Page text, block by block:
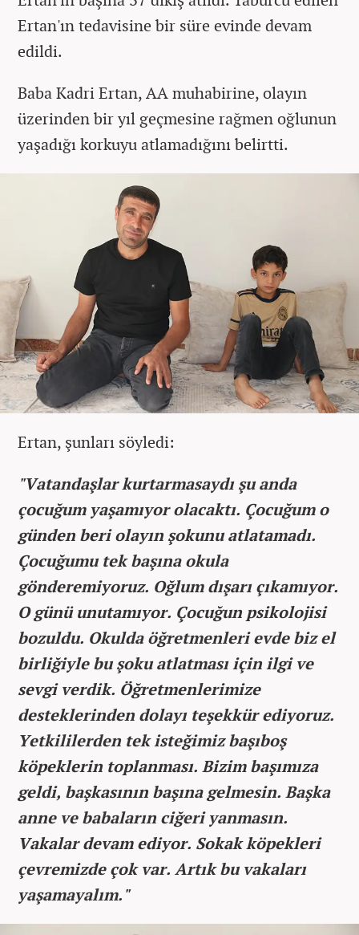
Ertan'ın tedavisine bir süre evinde devam
edildi.
Baba Kadri Ertan, AA muhabirine, olayın
üzerinden bir yıl geçmesine rağmen oğlunun
yaşadığı korkuyu atlamadığını belirtti.
Ertan, şunları söyledi:
"Vatandaşlar kurtarmasaydı şu anda
çocuğum yaşamıyor olacaktı. Çocuğum o
günden beri olayın şokunu atlatamadı.
Çocuğumu tek başına okula
gönderemiyoruz. Oğlum dışarı çıkamıyor.
O günü unutamıyor. Çocuğun psikolojisi
bozuldu. Okulda öğretmenleri evde biz el
birliğiyle bu şoku atlatması için ilgi ve
sevgi verdik. Öğretmenlerimize
desteklerinden dolayı teşekkür ediyoruz.
Yetkililerden tek isteğimiz başıboş
köpeklerin toplanması. Bizim başımıza
geldi, başkasının başına gelmesin. Başka
anne ve babaların ciğeri yanmasın.
Vakalar devam ediyor. Sokak köpekleri
çevremizde çok var. Artık bu vakaları
yaşamayalım."